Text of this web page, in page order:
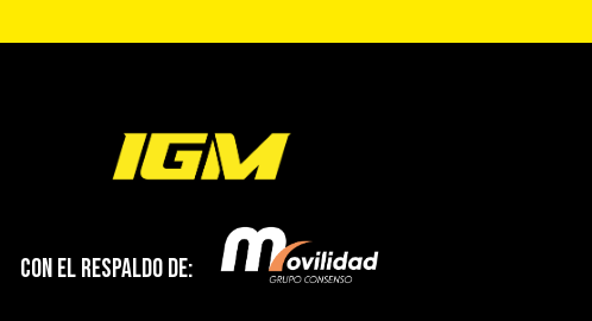
Con el respaldo de: